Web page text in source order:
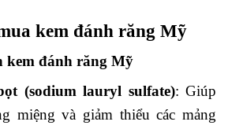
kem đánh răng Mỹ
kem đánh răng Mỹ
(sodium lauryl sulfate): Giúp
miệng và giảm thiểu các mảng